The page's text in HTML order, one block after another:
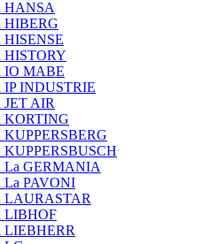
HANSA
HIBERG
HISENSE
HISTORY
IO MABE
IP INDUSTRIE
JET AIR
KORTING
KUPPERSBERG
KUPPERSBUSCH
La GERMANIA
La PAVONI
LAURASTAR
LIBHOF
LIEBHERR